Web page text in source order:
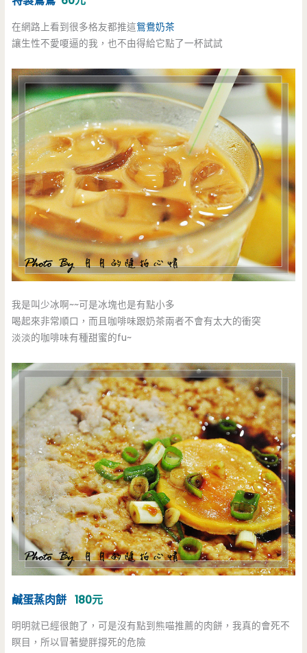
在網路上看到很多格友都推這鴛鴦奶茶
讓生性不愛嗄逼的我，也不由得給它點了一杯試試
我是叫少冰啊~~可是冰塊也是有點小多
喝起來非常順口，而且咖啡味跟奶茶兩者不會有太大的衝突
淡淡的咖啡味有種甜蜜的fu~
鹹蛋蒸肉餅 180元
明明就已經很飽了，可是沒有點到熊喵推薦的肉餅，我真的會死不
瞑目，所以冒著變胖撐死的危險